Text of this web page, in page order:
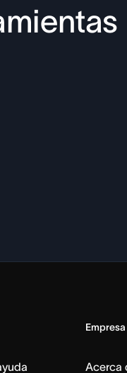
Empresa
Acerca